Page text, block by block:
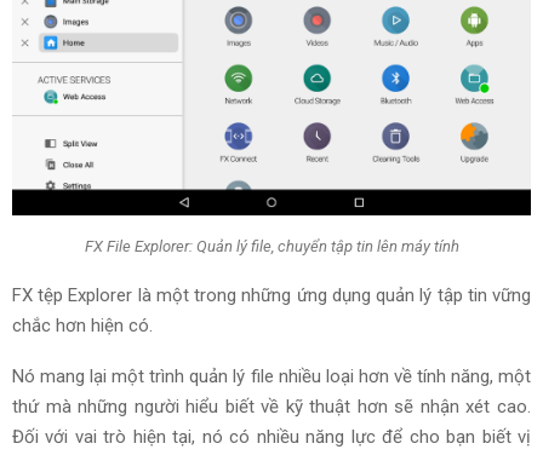
FX File Explorer: Quản lý file, chuyển tập tin lên máy tính
FXtệp Explorer là một trong những ứng dụng quản lý tập tin vững
chắc hơn hiện có.
Nómang lại một trình quản lý file nhiều loại hơn về tính năng, một
thứ mà những người hiểu biết về kỹ thuật hơn sẽ nhận xét cao.
Đối với vai trò hiện tại, nó có nhiềunăng lực để cho bạn biết vị